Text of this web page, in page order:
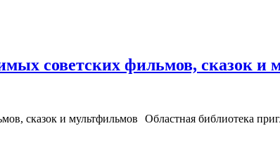
советских фильмов, сказок и
Областная библиотека